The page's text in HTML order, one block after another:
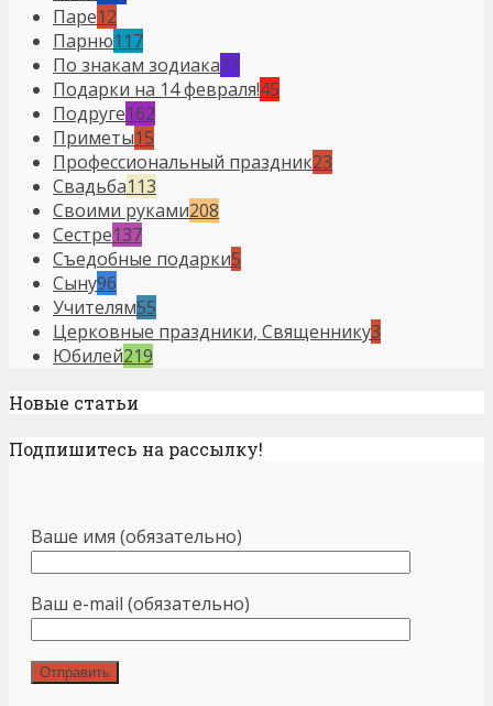
Паре12
Парню117
По знакам зодиака31
Подарки на 14 февраля!45
Подруге162
Приметы15
Профессиональный праздник23
Свадьба113
Своими руками208
Сестре137
Съедобные подарки5
Сыну96
Учителям55
Церковные праздники, Священнику3
Юбилей219
Новые статьи
Подпишитесь на рассылку!
Ваше имя (обязательно)
Ваш e-mail (обязательно)